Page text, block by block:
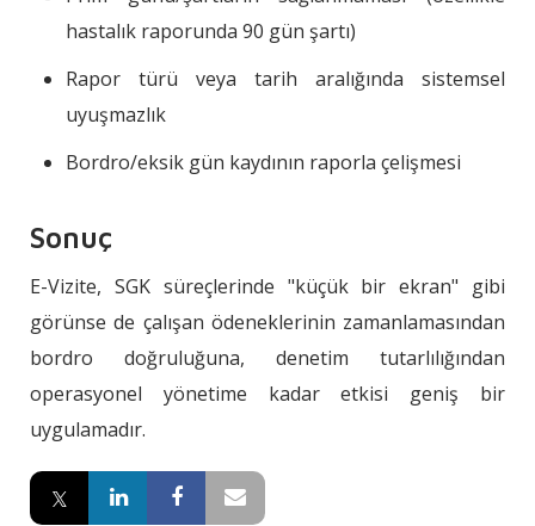
hastalık raporunda 90 gün şartı)
Rapor türü veya tarih aralığında sistemsel
uyuşmazlık
Bordro/eksik gün kaydının raporla çelişmesi
Sonuç
E-Vizite, SGK süreçlerinde "küçük bir ekran" gibi
görünse de çalışan ödeneklerinin zamanlamasından
bordro doğruluğuna, denetim tutarlılığından
operasyonel yönetime kadar etkisi geniş bir
uygulamadır.